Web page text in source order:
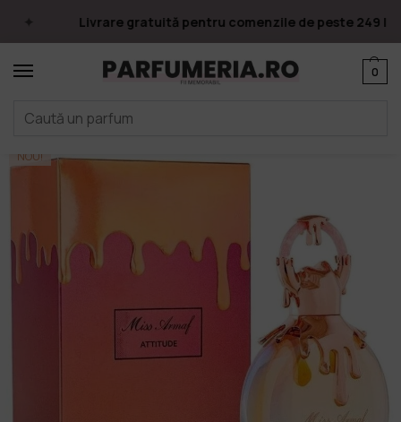
Livrare gratuită pentru comenzile de peste 249 lei
0
Prima pagină / Parfumuri
NOU!